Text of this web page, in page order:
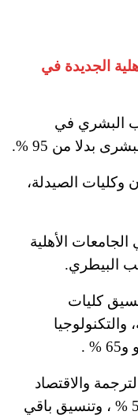
الجديدة في
البشري في
الصيدلة،
الأهلية
كليات
والتكنولوجيا
.
والاقتصاد
والعلوم السياسية، والإدارة هو و 55 % ، وتنسيق باقي